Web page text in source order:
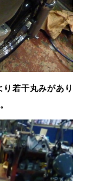
若干丸みがあり